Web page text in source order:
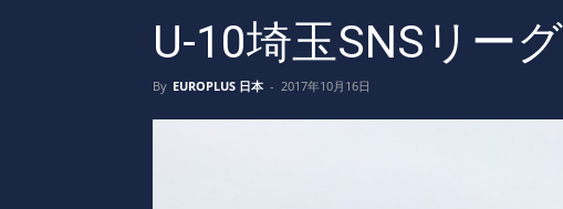
ユ
ー
プ
ラ
U-10埼玉SNSリー
By EUROPLUS 日本 - 2017年10月16日